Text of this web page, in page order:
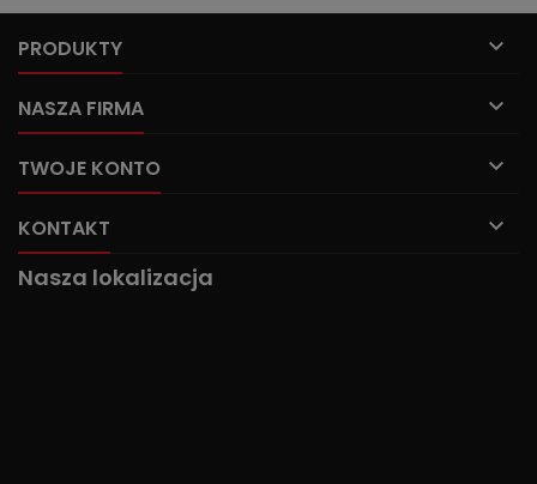
PRODUKTY 
NASZA FIRMA 
TWOJE KONTO 
KONTAKT 
Nasza lokalizacja